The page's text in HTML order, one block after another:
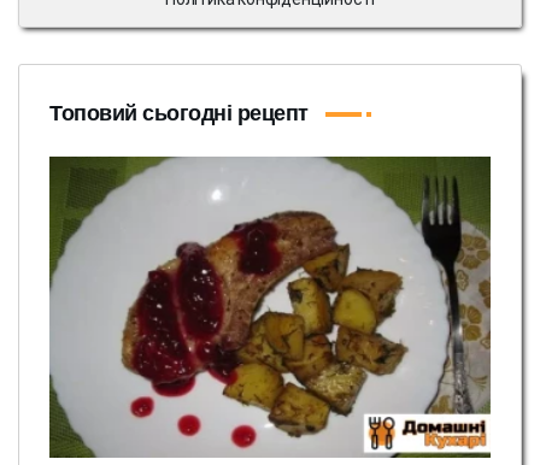
Топовий сьогодні рецепт